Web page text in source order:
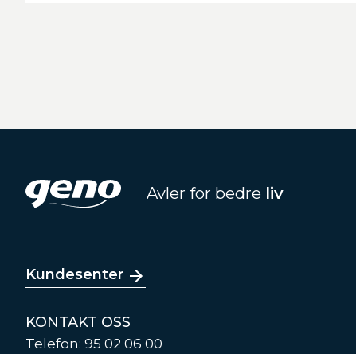
Avler for bedre liv
Kundesenter
KONTAKT OSS
Telefon: 95 02 06 00